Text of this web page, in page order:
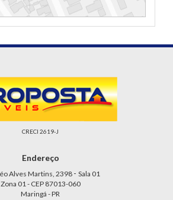
CRECI 2619-J
Endereço
Alves Martins, 2398 - Sala 01
Zona 01 - CEP 87013-060
Maringá - PR